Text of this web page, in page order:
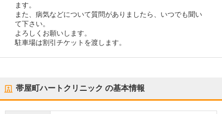
ます。
また、病気などについて質問がありましたら、いつでも聞い
て下さい。
よろしくお願いします。
駐車場は割引チケットを渡します。
帯屋町ハートクリニック の基本情報